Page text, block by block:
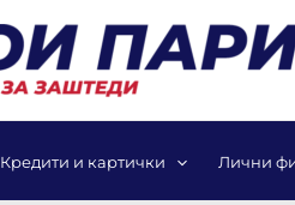
Кредити и картички Лични